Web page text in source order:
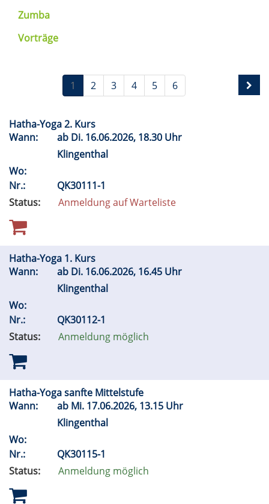
Zumba
Vorträge
1 2 3 4 5 6
Hatha-Yoga 2. Kurs
Wann:
ab Di. 16.06.2026, 18.30 Uhr
Klingenthal
Wo:
Nr.:
QK30111-1
Status:
Anmeldung auf Warteliste
Hatha-Yoga 1. Kurs
Wann:
ab Di. 16.06.2026, 16.45 Uhr
Klingenthal
Wo:
Nr.:
QK30112-1
Status:
Anmeldung möglich
Hatha-Yoga sanfte Mittelstufe
Wann:
ab Mi. 17.06.2026, 13.15 Uhr
Klingenthal
Wo:
Nr.:
QK30115-1
Status:
Anmeldung möglich